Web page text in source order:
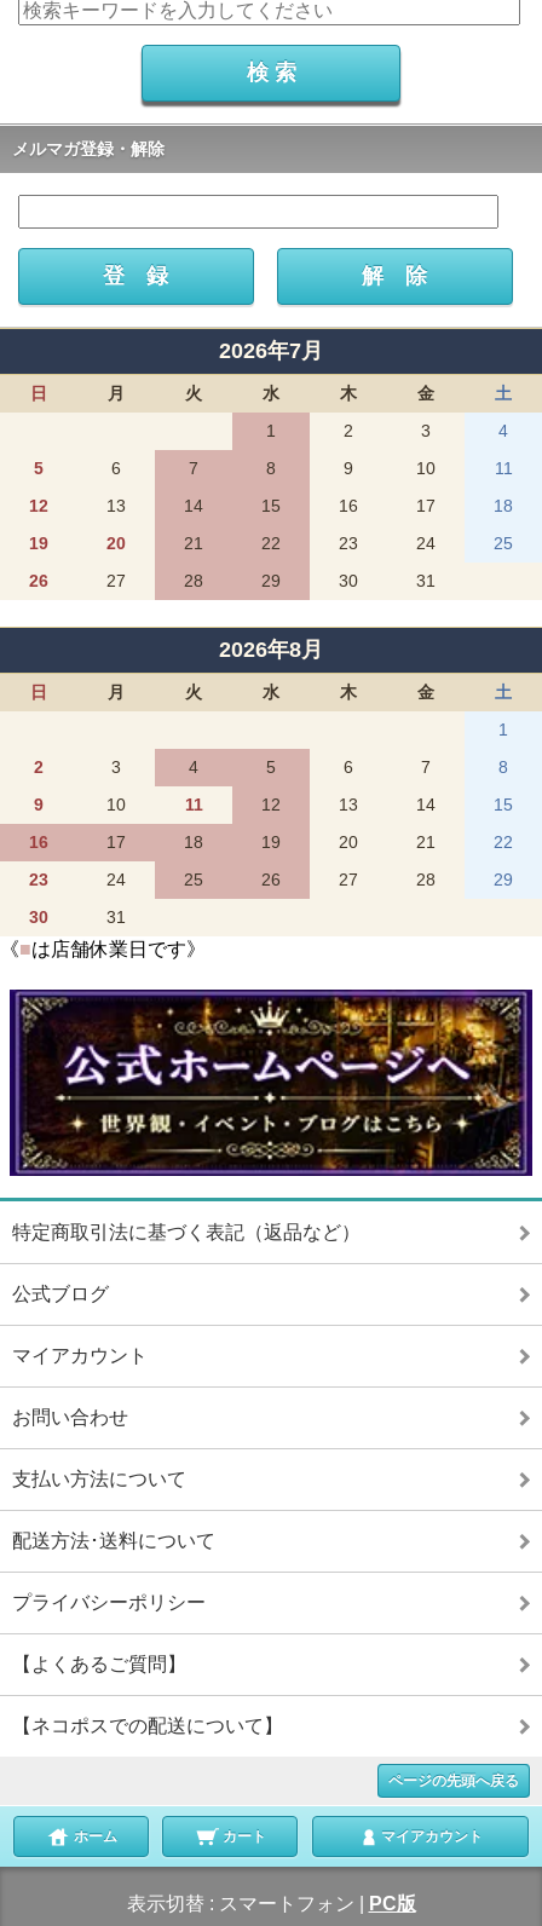
メルマガ登録・解除
2026年7月
日 月 火 水 木 金
土
1
2 3
4
5
6 7 8 9 10
11
12
13 14 15 16 17
18
19
20 21 22 23 24
25
26
27 28 29 30 31
2026年8月
日 月 火 水 木 金
土
1
2
3 4 5 6 7
8
9
10 11 12 13 14
15
16
17 18 19 20 21
22
23
24 25 26 27 28
29
30
31
《■は店舗休業日です》
特定商取引法に基づく表記（返品など）
公式ブログ
マイアカウント
お問い合わせ
支払い方法について
配送方法･送料について
プライバシーポリシー
【よくあるご質問】
【ネコポスでの配送について】
ページの先頭へ戻る
ホーム カート マイアカウント
表示切替 : スマートフォン PC版